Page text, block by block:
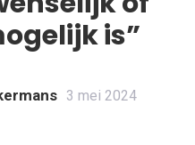
is”
3 mei 2024